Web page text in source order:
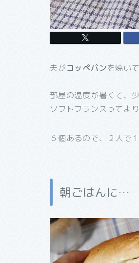
夫がコッペパンを焼い
部屋の温度が暑くて、
ソフトフランスってよ
６個あるので、２人で
朝ごはんに…